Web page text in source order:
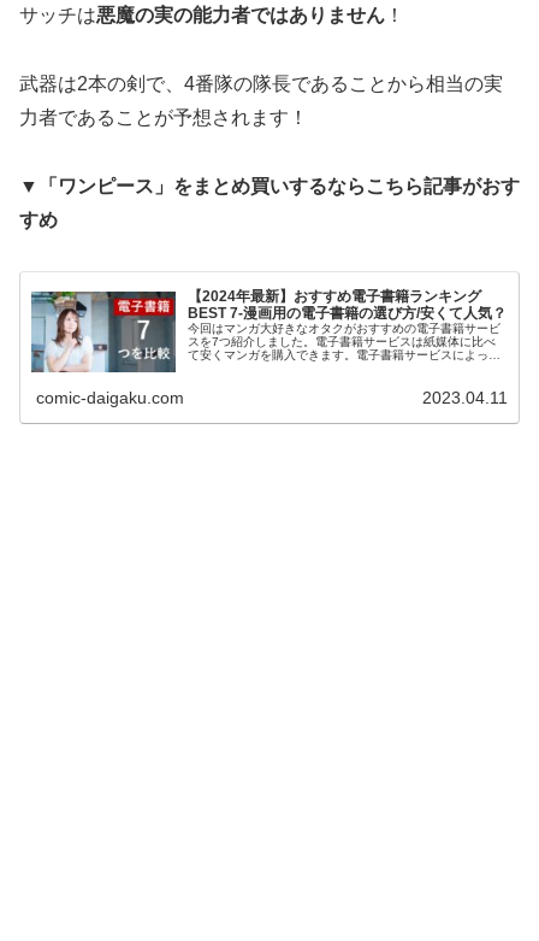
サッチは悪魔の実の能力者ではありません ！
武器は2本の剣で、4番隊の隊長であることから相当の実
力者であることが予想されます！
▼「ワンピース」をまとめ買いするならこちら記事がおす
すめ
【2024年最新】おすすめ電子書籍ランキング
BEST 7-漫画用の電子書籍の選び方/安くて人気？
今回はマンガ大好きなオタクがおすすめの電子書籍サービ
スを7つ紹介しました。電子書籍サービスは紙媒体に比べ
て安くマンガを購入できます。電子書籍サービスによって
子書籍を知りたい方は是非こちらをご覧ください！
comic-daigaku.com 2023.04.11